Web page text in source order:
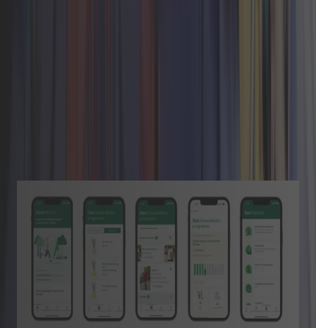
Skuteczna profilaktyka: osobisty
trener zdrowia AOK Baden-
Württemberg